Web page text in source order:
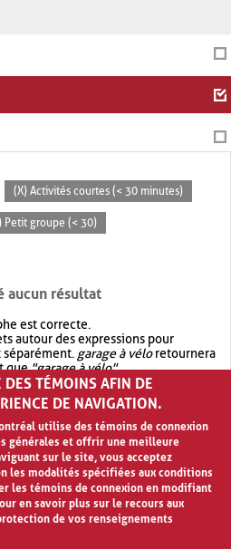
(X) Activités courtes (< 30 minutes)
Petit groupe (< 30)
aucun résultat
est correcte.
autour des expressions pour
garage à véloretournera
que"garage à vélo".
recherche avec OR.garage OR vélo
de résultat quegarage à vélo
TÉMOINS AFIN DE
DE NAVIGATION.
utilise des témoins de connexion
générales et offrir une meilleure
sur le site, vous acceptez
les modalités spécifiées aux conditions
les témoins de connexion en modifiant
en savoir plus sur le recours aux
de vos renseignements